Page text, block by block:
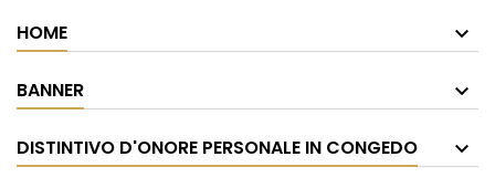
HOME
BANNER
DISTINTIVO D'ONORE PERSONALE IN CONGEDO